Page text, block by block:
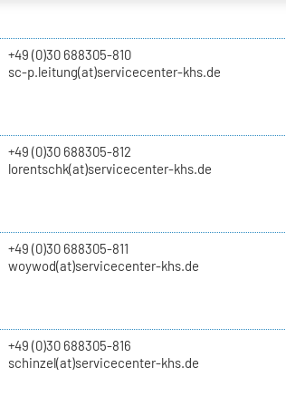
+49 (0)30 688305-810
sc-p.leitung(at)servicecenter-khs.de
+49 (0)30 688305-812
lorentschk(at)servicecenter-khs.de
+49 (0)30 688305-811
woywod(at)servicecenter-khs.de
+49 (0)30 688305-816
schinzel(at)servicecenter-khs.de